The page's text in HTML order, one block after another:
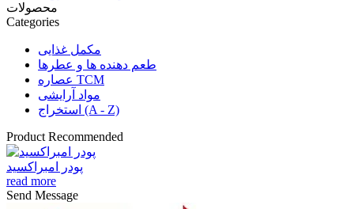
محصولات
Categories
مکمل غذایی
طعم دهنده ها و عطرها
عصاره TCM
مواد آرایشی
استخراج (A - Z)
Product Recommended
پودر امبراکسید
read more
Send Message